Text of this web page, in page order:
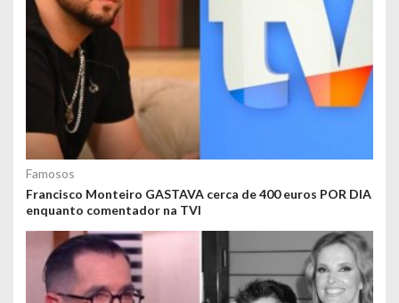
Famosos
Francisco Monteiro GASTAVA cerca de 400 euros POR DIA
enquanto comentador na TVI